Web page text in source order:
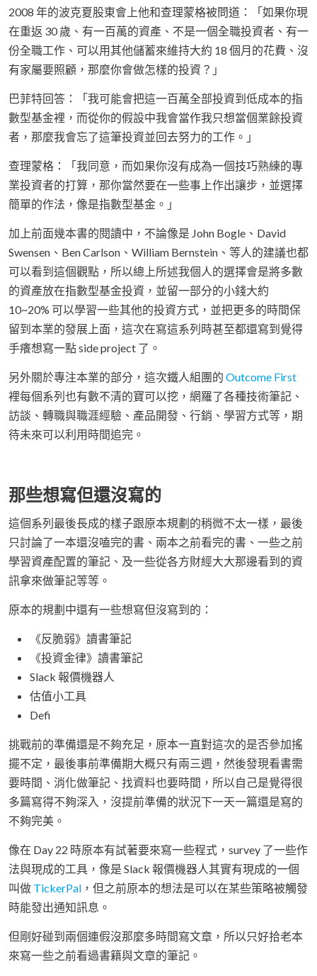
2008 年的波克夏股東會上他和查理蒙格被問道：「如果你現
在重返 30 歲、有一百萬的資產、不是一個全職投資者、有一
份全職工作、可以用其他儲蓄來維持大約 18 個月的花費、沒
有家屬要照顧，那麼你會做怎樣的投資？」
巴菲特回答：「我可能會把這一百萬全部投資到低成本的指
數型基金裡，而從你的假設中我會當作我只想當個業餘投資
者，那麼我會忘了這筆投資並回去努力的工作。」
查理蒙格：「我同意，而如果你沒有成為一個技巧熟練的專
業投資者的打算，那你當然要在一些事上作出讓步，並選擇
簡單的作法，像是指數型基金。」
加上前面幾本書的閱讀中，不論像是 John Bogle、David
Swensen、Ben Carlson、William Bernstein、等人的建議也都
可以看到這個觀點，所以總上所述我個人的選擇會是將多數
的資產放在指數型基金投資，並留一部分的小錢大約
10~20% 可以學習一些其他的投資方式，並把更多的時間保
留到本業的發展上面，這次在寫這系列時甚至都還寫到覺得
手癢想寫一點 side project 了。
另外關於專注本業的部分，這次鐵人組團的 Outcome First
裡每個系列也有數不清的寶可以挖，網羅了各種技術筆記、
訪談、轉職與職涯經驗、產品開發、行銷、學習方式等，期
待未來可以利用時間追完。
那些想寫但還沒寫的
這個系列最後長成的樣子跟原本規劃的稍微不太一樣，最後
只討論了一本還沒嗑完的書、兩本之前看完的書、一些之前
學習資產配置的筆記、及一些從各方財經大大那邊看到的資
訊拿來做筆記等等。
原本的規劃中還有一些想寫但沒寫到的：
《反脆弱》讀書筆記
《投資金律》讀書筆記
Slack 報價機器人
估值小工具
Defi
挑戰前的準備還是不夠充足，原本一直對這次的是否參加搖
擺不定，最後事前準備期大概只有兩三週，然後發現看書需
要時間、消化做筆記、找資料也要時間，所以自己是覺得很
多篇寫得不夠深入，沒提前準備的狀況下一天一篇還是寫的
不夠完美。
像在 Day 22 時原本有試著要來寫一些程式，survey 了一些作
法與現成的工具，像是 Slack 報價機器人其實有現成的一個
叫做 TickerPal ，但之前原本的想法是可以在某些策略被觸發
時能發出通知訊息。
但剛好碰到兩個連假沒那麼多時間寫文章，所以只好拾老本
來寫一些之前看過書籍與文章的筆記。